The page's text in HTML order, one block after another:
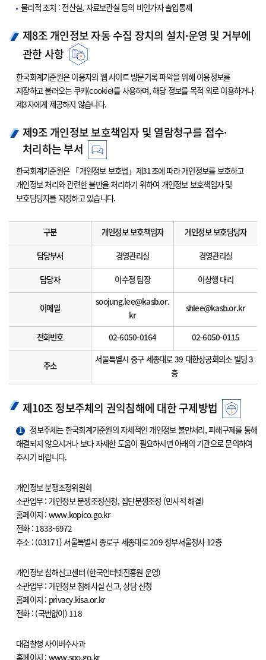
물리적 조치 : 전산실, 자료보관실 등의 비인가자 출입통제
제8조 개인정보 자동 수집 장치의 설치·운영 및 거부에
관한 사항
한국회계기준원은 이용자의 웹 사이트 방문기록 파악을 위해 이용정보를
저장하고 불러오는 쿠키(cookie)를 사용하며, 해당 정보를 목적 외로 이용하거나
제3자에게 제공하지 않습니다.
제9조 개인정보 보호책임자 및 열람청구를 접수·
처리하는 부서
한국회계기준원은 「개인정보 보호법」제31조에 따라 개인정보를 보호하고
개인정보 처리와 관련한 불만을 처리하기 위하여 개인정보 보호책임자 및
보호담당자를 지정하고 있습니다.
구분 개인정보 보호책임자 개인정보 보호담당자
담당부서 경영관리실 경영관리실
담당자 이수정 팀장 이상행 대리
이메일
soojung.lee@kasb.or.
kr
shlee@kasb.or.kr
전화번호 02-6050-0164 02-6050-0115
주소
서울특별시 중구 세종대로 39 대한상공회의소 빌딩 3
층
제10조 정보주체의 권익침해에 대한 구제방법
1
정보주체는 한국회계기준원의 자체적인 개인정보 불만처리, 피해구제를 통해
해결되지 않으시거나 보다 자세한 도움이 필요하시면 아래의 기관으로 문의하여
주시기 바랍니다.
개인정보 분쟁조정위원회
소관업무 : 개인정보 분쟁조정신청, 집단분쟁조정 (민사적 해결)
홈페이지 : www.kopico.go.kr
전화 : 1833-6972
주소 : (03171) 서울특별시 종로구 세종대로 209 정부서울청사 12층
개인정보 침해신고센터 (한국인터넷진흥원 운영)
소관업무 : 개인정보 침해사실 신고, 상담 신청
홈페이지 : privacy.kisa.or.kr
전화 : (국번없이) 118
대검찰청 사이버수사과
홈페이지 : www.spo.go.kr